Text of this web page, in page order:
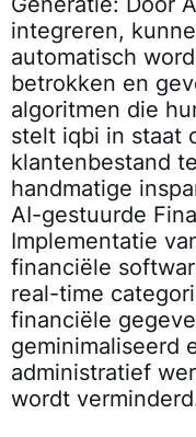
integreren,
automatisch
betrokken en
algoritmen die
stelt iqbi in staat
klantenbestand
handmatige
AI-gestuurde
Implementatie
financiële
real-time
financiële
geminimaliseerd
administratief
wordt